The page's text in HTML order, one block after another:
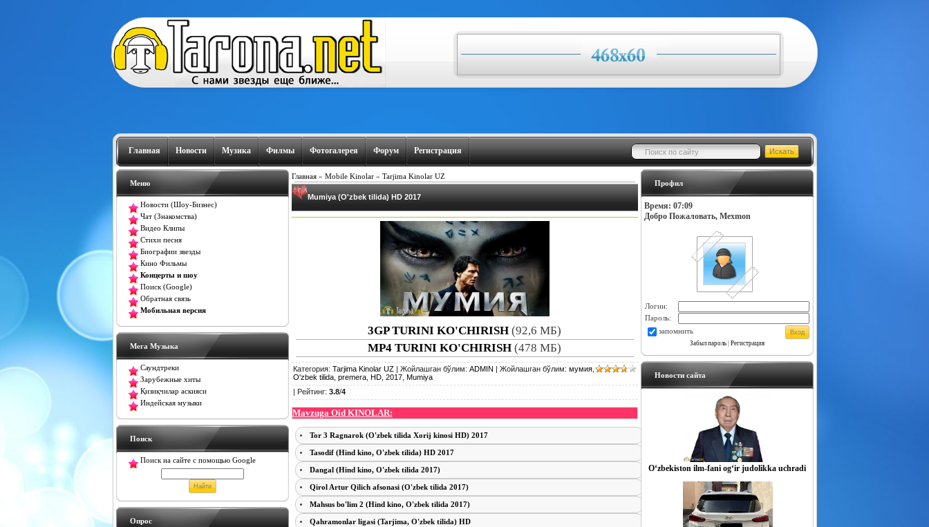
Главная Новости Музика Филмы Фотогалерея Форум Регистрация
Меню
Новости (Шоу-Бизнес)
Чат (Знакомства)
Видео Клипы
Стихи песня
Биографии звезды
Кино Фильмы
Концерты и шоу
Поиск (Google)
Обратная связь
Мобильная версия
Мега Музыка
Саундтреки
Зарубежные хиты
Қизиқчилар аскияси
Индейская музыки
Поиск
Поиск на сайте с помощью Google
Oпрос
Главная» Mobile Kinolar» Tarjima Kinolar UZ
Mumiya (O'zbek tilida) HD 2017
3GP TURINI KO'CHIRISH (92,6 МБ)
MP4 TURINI KO'CHIRISH (478 МБ)
Категория: Tarjima Kinolar UZ| Жойлашган бўлим: ADMIN | Жойлашган бўлим: мумия,
O'zbek tilida, premera, HD, 2017, Mumiya
| Рейтинг: 3.8/4
Mavzuga Oid KINOLAR:
Tor 3 Ragnarok (O'zbek tilida Xorij kinosi HD) 2017
Tasodif (Hind kino, O'zbek tilida) HD 2017
Dangal (Hind kino, O'zbek tilida 2017)
Qirol Artur Qilich afsonasi (O'zbek tilida 2017)
Mahsus bo'lim 2 (Hind kino, O'zbek tilida 2017)
Qahramonlar ligasi (Tarjima, O'zbek tilida) HD
Профил
Время: 07:09
Добро Пожаловать, Mexmon
Логин:
Пароль:
запомнить
Забыл пароль| Регистрация
Новости сайта
O‘zbekiston ilm-fani og‘ir judolikka uchradi